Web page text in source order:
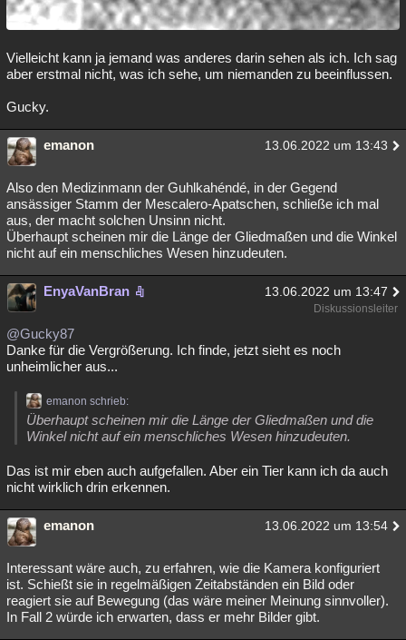
Vielleicht kann ja jemand was anderes darin sehen als ich. Ich sag
aber erstmal nicht, was ich sehe, um niemanden zu beeinflussen.
Gucky.
emanon 13.06.2022 um 13:43
Also den Medizinmann der Guhlkahéndé, in der Gegend
ansässiger Stamm der Mescalero-Apatschen, schließe ich mal
aus, der macht solchen Unsinn nicht.
Überhaupt scheinen mir die Länge der Gliedmaßen und die Winkel
nicht auf ein menschliches Wesen hinzudeuten.
EnyaVanBran 13.06.2022 um 13:47
Diskussionsleiter
@Gucky87
Danke für die Vergrößerung. Ich finde, jetzt sieht es noch
unheimlicher aus...
emanon schrieb:
Überhaupt scheinen mir die Länge der Gliedmaßen und die
Winkel nicht auf ein menschliches Wesen hinzudeuten.
Das ist mir eben auch aufgefallen. Aber ein Tier kann ich da auch
nicht wirklich drin erkennen.
emanon 13.06.2022 um 13:54
Interessant wäre auch, zu erfahren, wie die Kamera konfiguriert
ist. Schießt sie in regelmäßigen Zeitabständen ein Bild oder
reagiert sie auf Bewegung (das wäre meiner Meinung sinnvoller).
In Fall 2 würde ich erwarten, dass er mehr Bilder gibt.